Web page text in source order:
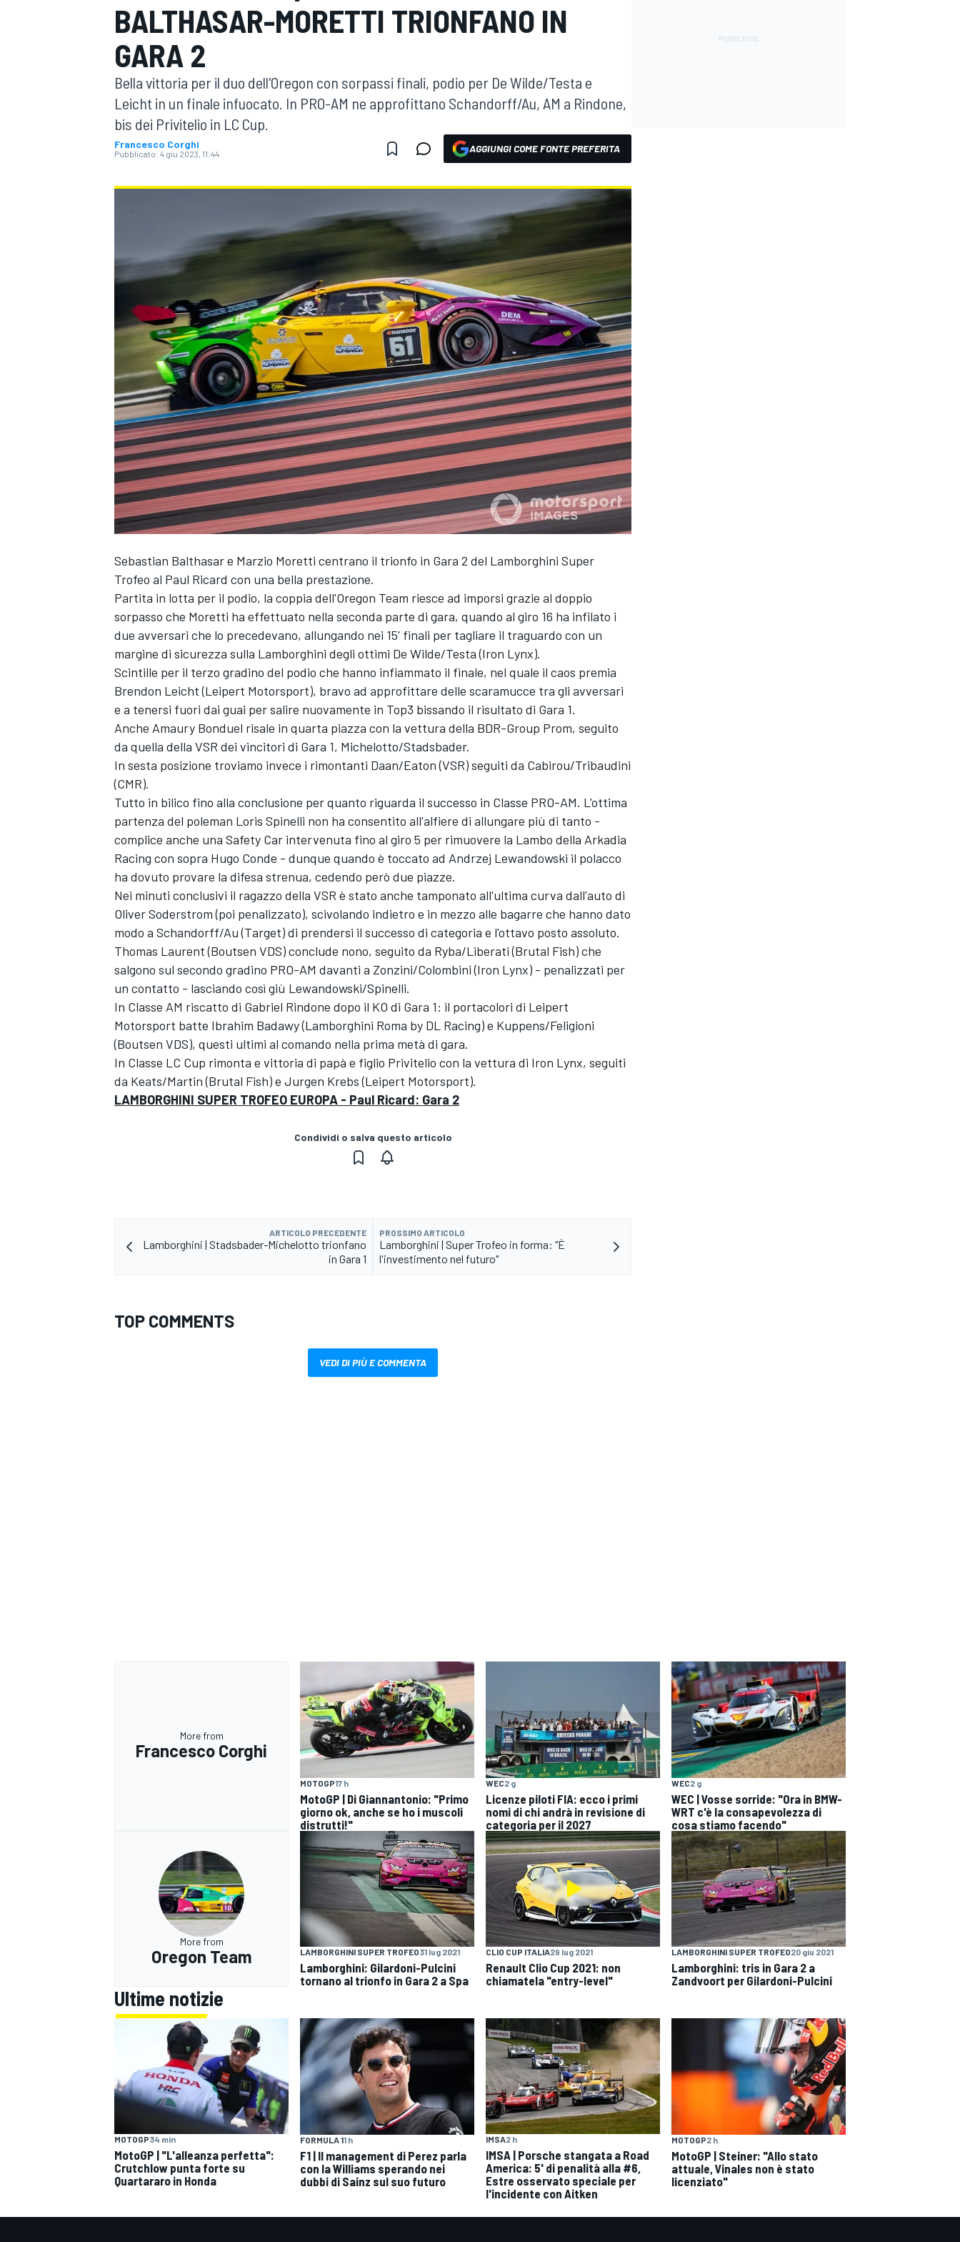
MOTOGP WEC
MONOPOSTO
BALTHASAR-MORETTI TRIONFANO IN
GARA 2
Bella vittoria per il duo dell'Oregon con sorpassi finali, podio per De Wilde/Testa e
Leicht in un finale infuocato. In PRO-AM ne approfittano Schandorff/Au, AM a Rindone,
bis dei Privitelio in LC Cup.
Francesco Corghi
Pubblicato: 4 giu 2023, 11:44 AGGIUNGI COME FONTE PREFERITA
Sebastian Balthasar e Marzio Moretti centrano il trionfo in Gara 2 del Lamborghini Super
Trofeo al Paul Ricard con una bella prestazione.
Partita in lotta per il podio, la coppia dell'Oregon Team riesce ad imporsi grazie al doppio
sorpasso che Moretti ha effettuato nella seconda parte di gara, quando al giro 16 ha infilato i
due avversari che lo precedevano, allungando nei 15' finali per tagliare il traguardo con un
margine di sicurezza sulla Lamborghini degli ottimi De Wilde/Testa (Iron Lynx).
Scintille per il terzo gradino del podio che hanno infiammato il finale, nel quale il caos premia
Brendon Leicht (Leipert Motorsport), bravo ad approfittare delle scaramucce tra gli avversari
e a tenersi fuori dai guai per salire nuovamente in Top3 bissando il risultato di Gara 1.
Anche Amaury Bonduel risale in quarta piazza con la vettura della BDR-Group Prom, seguito
da quella della VSR dei vincitori di Gara 1, Michelotto/Stadsbader.
In sesta posizione troviamo invece i rimontanti Daan/Eaton (VSR) seguiti da Cabirou/Tribaudini
(CMR).
Tutto in bilico fino alla conclusione per quanto riguarda il successo in Classe PRO-AM. L'ottima
partenza del poleman Loris Spinelli non ha consentito all'alfiere di allungare più di tanto -
complice anche una Safety Car intervenuta fino al giro 5 per rimuovere la Lambo della Arkadia
Racing con sopra Hugo Conde - dunque quando è toccato ad Andrzej Lewandowski il polacco
ha dovuto provare la difesa strenua, cedendo però due piazze.
Nei minuti conclusivi il ragazzo della VSR è stato anche tamponato all'ultima curva dall'auto di
Oliver Soderstrom (poi penalizzato), scivolando indietro e in mezzo alle bagarre che hanno dato
modo a Schandorff/Au (Target) di prendersi il successo di categoria e l'ottavo posto assoluto.
Thomas Laurent (Boutsen VDS) conclude nono, seguito da Ryba/Liberati (Brutal Fish) che
salgono sul secondo gradino PRO-AM davanti a Zonzini/Colombini (Iron Lynx) - penalizzati per
un contatto - lasciando così giù Lewandowski/Spinelli.
In Classe AM riscatto di Gabriel Rindone dopo il KO di Gara 1: il portacolori di Leipert
Motorsport batte Ibrahim Badawy (Lamborghini Roma by DL Racing) e Kuppens/Feligioni
(Boutsen VDS), questi ultimi al comando nella prima metà di gara.
In Classe LC Cup rimonta e vittoria di papà e figlio Privitelio con la vettura di Iron Lynx, seguiti
da Keats/Martin (Brutal Fish) e Jurgen Krebs (Leipert Motorsport).
LAMBORGHINI SUPER TROFEO EUROPA - Paul Ricard: Gara 2
Condividi o salva questo articolo
ARTICOLO PRECEDENTE
Lamborghini | Stadsbader-Michelotto trionfano
in Gara 1
PROSSIMO ARTICOLO
Lamborghini | Super Trofeo in forma: "È
l'investimento nel futuro"
TOP COMMENTS
VEDI DI PIÙ E COMMENTA
More from
Francesco Corghi
MOTOGP17 h
MotoGP | Di Giannantonio: "Primo
giorno ok, anche se ho i muscoli
distrutti!"
WEC2 g
Licenze piloti FIA: ecco i primi
nomi di chi andrà in revisione di
categoria per il 2027
WEC2 g
WEC | Vosse sorride: "Ora in BMW-
WRT c'è la consapevolezza di
cosa stiamo facendo"
More from
Oregon Team LAMBORGHINI SUPER TROFEO31 lug 2021
Lamborghini: Gilardoni-Pulcini
tornano al trionfo in Gara 2 a Spa
CLIO CUP ITALIA29 lug 2021
Renault Clio Cup 2021: non
chiamatela "entry-level"
LAMBORGHINI SUPER TROFEO20 giu 2021
Lamborghini: tris in Gara 2 a
Zandvoort per Gilardoni-Pulcini
Ultime notizie
MOTOGP34 min
MotoGP | "L'alleanza perfetta":
Crutchlow punta forte su
Quartararo in Honda
FORMULA 11 h
F1 | Il management di Perez parla
con la Williams sperando nei
dubbi di Sainz sul suo futuro
IMSA2 h
IMSA | Porsche stangata a Road
America: 5' di penalità alla #6,
Estre osservato speciale per
l'incidente con Aitken
MOTOGP2 h
MotoGP | Steiner: "Allo stato
attuale, Vinales non è stato
licenziato"